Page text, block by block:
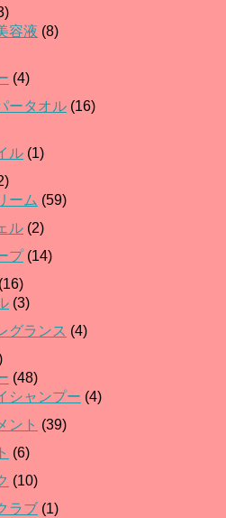
容液 (8)
(4)
ータオル (16)
ル (1)
ーム (59)
ル (2)
プ(14)
(16)
(3)
グランス (4)
(48)
シャンプー (4)
ント (39)
(6)
(10)
ラブ (1)